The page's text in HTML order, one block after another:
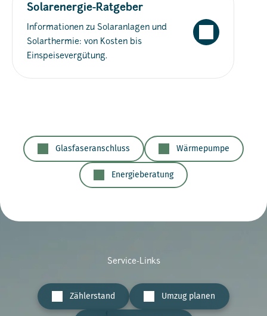
Solarenergie-Ratgeber
Informationen zu Solaranlagen und
Solarthermie: von Kosten bis
Einspeisevergütung.
Glasfaseranschluss Wärmepumpe
Energieberatung
Service-Links
Zählerstand Umzug planen